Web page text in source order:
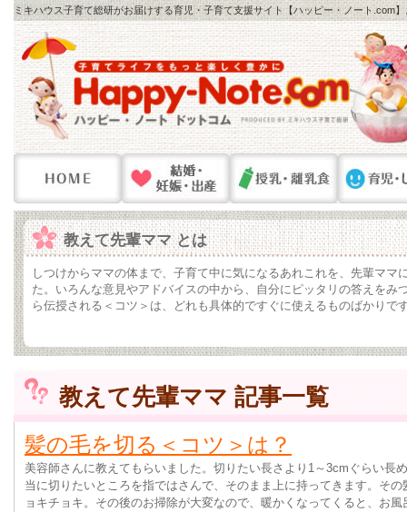
ミキハウス子育て総研がお届けする育児・子育て支援サイト【ハッピー・ノート
教えて先輩ママ とは
しつけからママの体まで、子育て中に気になるあれこれを、先輩ママ
た。いろんな意見やアドバイスの中から、自分にピッタリの答えをみ
ら伝授される＜コツ＞は、どれも具体的ですぐに使えるものばかりで
教えて先輩ママ 記事一覧
髪の毛を切る＜コツ＞は？
美容師さんに教えてもらいました。切りたい長さより1～3cmぐらい長
当に切りたいところを指ではさんで、そのまま上に持ってきます。そ
ョキチョキ。その後のお掃除が大変なので、暖かくなってくると、お